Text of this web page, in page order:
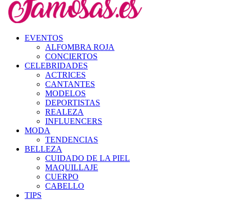
EVENTOS
ALFOMBRA ROJA
CONCIERTOS
CELEBRIDADES
ACTRICES
CANTANTES
MODELOS
DEPORTISTAS
REALEZA
INFLUENCERS
MODA
TENDENCIAS
BELLEZA
CUIDADO DE LA PIEL
MAQUILLAJE
CUERPO
CABELLO
TIPS